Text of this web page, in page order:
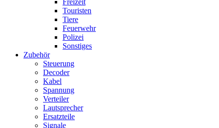
Freizeit
Touristen
Tiere
Feuerwehr
Polizei
Sonstiges
Zubehör
Steuerung
Decoder
Kabel
Spannung
Verteiler
Lautsprecher
Ersatzteile
Signale